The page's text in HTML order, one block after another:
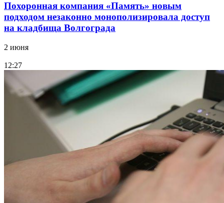
Похоронная компания «Память» новым
подходом незаконно монополизировала доступ
на кладбища Волгограда
2 июня
12:27